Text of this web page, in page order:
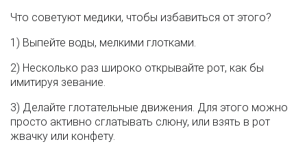
Что советуют медики, чтобы избавиться от этого?
1) Выпейте воды, мелкими глотками.
2) Несколько раз широко открывайте рот, как бы
имитируя зевание.
3) Делайте глотательные движения. Для этого можно
просто активно сглатывать слюну, или взять в рот
жвачку или конфету.